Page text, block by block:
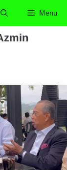
Menu